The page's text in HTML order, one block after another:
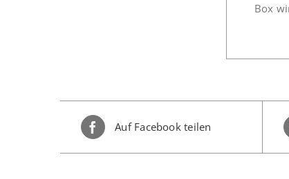
Box
Auf Facebook teilen